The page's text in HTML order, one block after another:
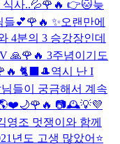
사..💦🌹🔥 👉🐱늦
들💕🌹🔥 ✨오랜만에
4분의 3 승강장인데
🙏🌹🔥 3주념이기도
🐈‍⬛🎩역시 난 I
들이 궁금해서 계속
🌹🔥 📷🕰💡💜
영조 멋쟁이와 함께
년도 고생 많았어⭐️